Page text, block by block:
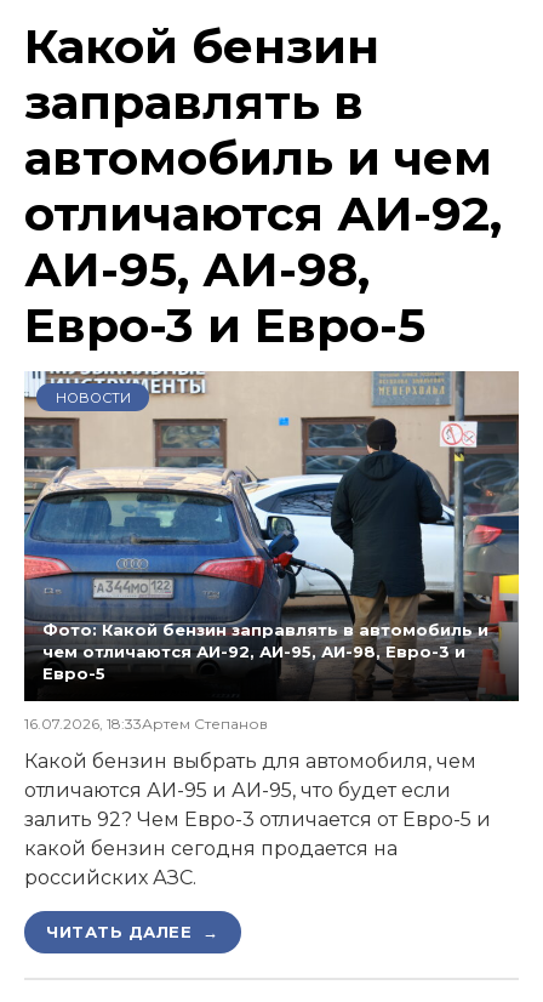
Какой бензин
заправлять в
автомобиль и чем
отличаются АИ-92,
АИ-95, АИ-98,
Евро-3 и Евро-5
НОВОСТИ
Фото: Какой бензин заправлять в автомобиль и
чем отличаются АИ-92, АИ-95, АИ-98, Евро-3 и
Евро-5
16.07.2026, 18:33Артем Степанов
Какой бензин выбрать для автомобиля, чем
отличаются АИ-95 и АИ-95, что будет если
залить 92? Чем Евро-3 отличается от Евро-5 и
какой бензин сегодня продается на
российских АЗС.
ЧИТАТЬ ДАЛЕЕ →